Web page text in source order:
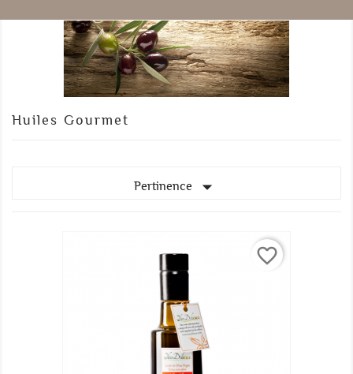
Huiles Gourmet
Pertinence 
favorite_border